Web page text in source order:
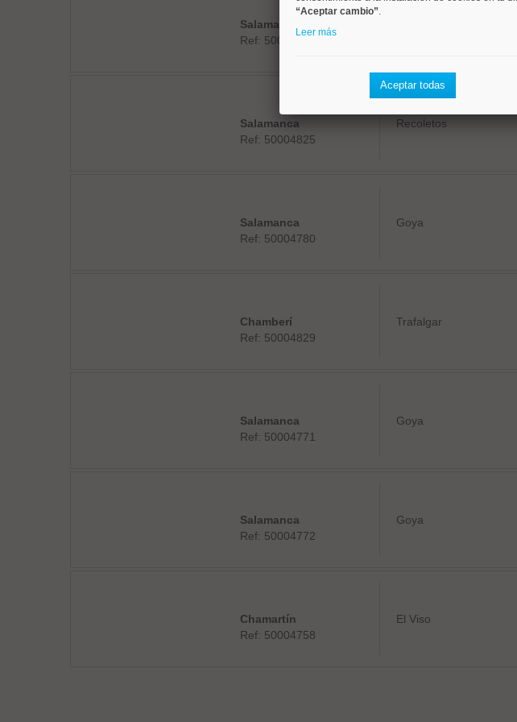
Salamanca
Ref: 50004664
Salamanca
Ref: 50004825
Recoletos
Salamanca
Ref: 50004780
Goya
Chamberí
Ref: 50004829
Trafalgar
Salamanca
Ref: 50004771
Goya
Salamanca
Ref: 50004772
Goya
Chamartín
Ref: 50004758
El Viso
“Aceptar cambio”.
Leer más
Aceptar todas